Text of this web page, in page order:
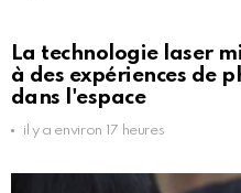
La technologie laser
à des expériences de
dans l'espace
il y a environ 17 heures